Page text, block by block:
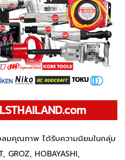
มคุณภาพ ได้รับความนิยมในกลุ่ม
GROZ, HOBAYASHI,